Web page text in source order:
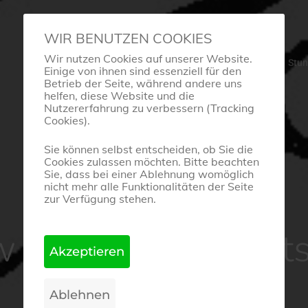
Startseite Tanzschule
Events & Termine
– Yin Yoga &
WIR BENUTZEN COOKIES
Wir nutzen Cookies auf unserer Website.
Einige von ihnen sind essenziell für den
Betrieb der Seite, während andere uns
helfen, diese Website und die
Nutzererfahrung zu verbessern (Tracking
Cookies).
Sie können selbst entscheiden, ob Sie die
Cookies zulassen möchten. Bitte beachten
Sie, dass bei einer Ablehnung womöglich
nicht mehr alle Funktionalitäten der Seite
zur Verfügung stehen.